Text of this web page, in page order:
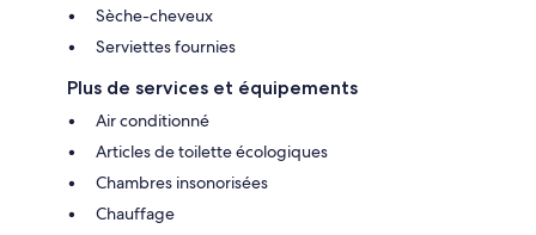
Sèche-cheveux
Serviettes fournies
Plus de services et équipements
Air conditionné
Articles de toilette écologiques
Chambres insonorisées
Chauffage